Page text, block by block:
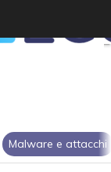
Malware e attacchi